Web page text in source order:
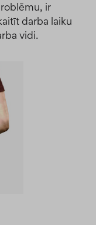
ir
darba laiku
vidi.